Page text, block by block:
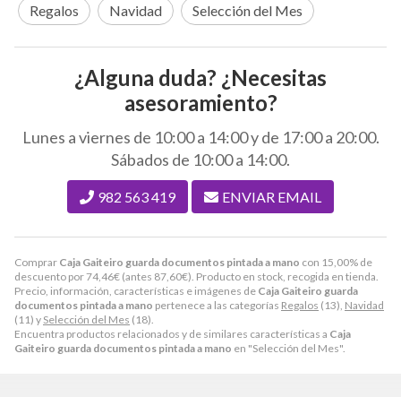
Comprar Caja Gaiteiro guarda documentos pintada a mano con 15,00% de
descuento por74,46€ (antes 87,60€). Producto en stock, recogida en tienda.
Precio, información, características e imágenes de Caja Gaiteiro guarda
documentos pintada a mano pertenece a las categorías Regalos (13), Navidad
(11) y Selección del Mes (18).
Encuentra productos relacionados y de similares características a Caja
Gaiteiro guarda documentos pintada a mano en "Selección del Mes".
Regalos
Navidad Selección del Mes
¿Alguna duda? ¿Necesitas
asesoramiento?
Lunes a viernes de 10:00 a 14:00 y de 17:00 a 20:00.
Sábados de 10:00 a 14:00.
982 563 419 ENVIAR EMAIL